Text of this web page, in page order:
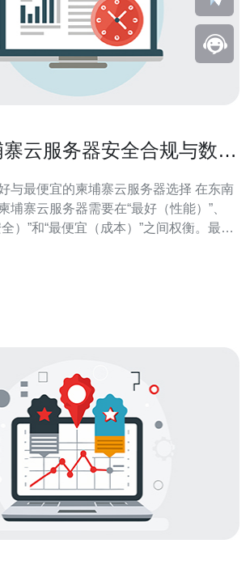
云服务器安全合规与数据
与最便宜的柬埔寨云服务器选择 在东南
埔寨云服务器需要在“最好（性能）”、
）”和“最便宜（成本）”之间权衡。最好
管方，而最便宜则指基础资源型VPS或